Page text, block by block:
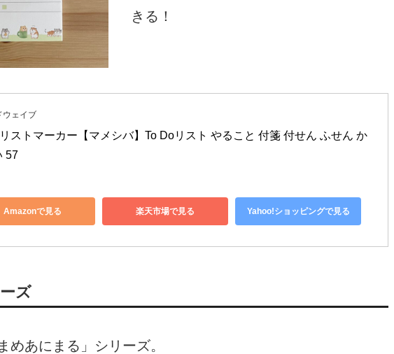
きる！
ウェイブ
ストマーカー【マメシバ】To Doリスト やること 付箋 付せん ふせん か
57
Amazonで見る 楽天市場で見る Yahoo!ショッピングで見る
ズ
めあにまる」シリーズ。